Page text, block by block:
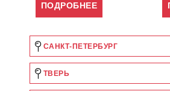
ПОДРОБНЕЕ
САНКТ-ПЕТЕРБУРГ
ТВЕРЬ